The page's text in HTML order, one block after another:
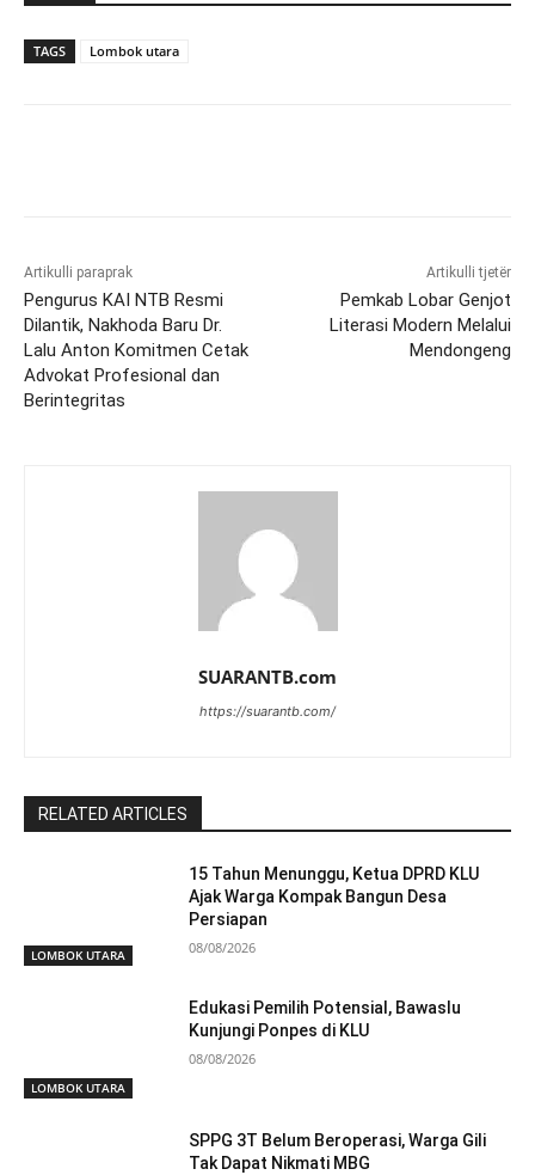
TAGS Lombok utara
Artikulli paraprak
Pengurus KAI NTB Resmi
Dilantik, Nakhoda Baru Dr.
Lalu Anton Komitmen Cetak
Advokat Profesional dan
Berintegritas
Artikulli tjetër
Pemkab Lobar Genjot
Literasi Modern Melalui
Mendongeng
SUARANTB.com
https://suarantb.com/
RELATED ARTICLES
LOMBOK UTARA
15 Tahun Menunggu, Ketua DPRD KLU
Ajak Warga Kompak Bangun Desa
Persiapan
08/08/2026
LOMBOK UTARA
Edukasi Pemilih Potensial, Bawaslu
Kunjungi Ponpes di KLU
08/08/2026
SPPG 3T Belum Beroperasi, Warga Gili
Tak Dapat Nikmati MBG